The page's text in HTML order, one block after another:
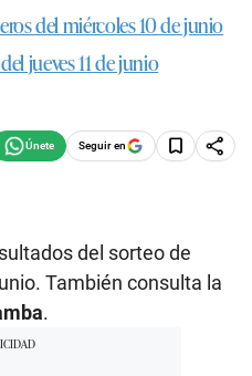
del miércoles 10 de junio
jueves 11 de junio
Seguir en
del sorteo de
También consulta la
.